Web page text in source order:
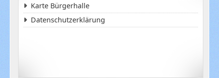
Karte Bürgerhalle
Datenschutzerklärung